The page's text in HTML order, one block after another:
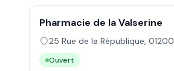
Pharmacie de la Valserine
25 Rue de la République, 01200
Ouvert